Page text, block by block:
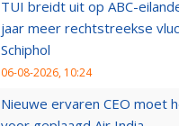
TUI breidt uit op ABC-
jaar meer rechtstreekse
Schiphol
06-08-2026, 10:24
Nieuwe ervaren CEO moet